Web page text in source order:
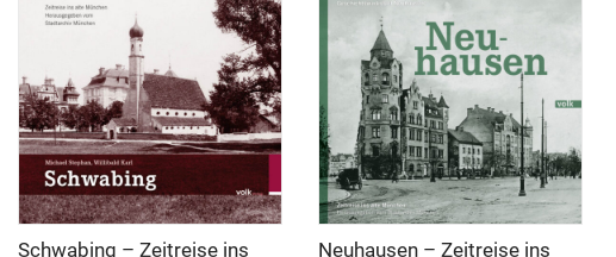
Schwabing – Zeitreise ins
Neuhausen – Zeitreise ins